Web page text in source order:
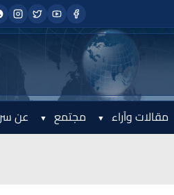
مقالات وآراء مجتمع عن